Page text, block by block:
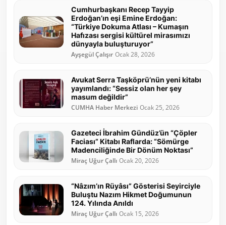
Cumhurbaşkanı Recep Tayyip
Erdoğan’ın eşi Emine Erdoğan:
“Türkiye Dokuma Atlası – Kumaşın
Hafızası sergisi kültürel mirasımızı
dünyayla buluşturuyor”
Ayşegül Çalışır Ocak 28, 2026
Avukat Serra Taşköprü’nün yeni kitabı
yayımlandı: “Sessiz olan her şey
masum değildir”
CUMHA Haber Merkezi Ocak 25, 2026
Gazeteci İbrahim Gündüz’ün “Çöpler
Faciası” Kitabı Raflarda: “Sömürge
Madenciliğinde Bir Dönüm Noktası”
Miraç Uğur Çallı Ocak 20, 2026
“Nâzım’ın Rüyâsı” Gösterisi Seyirciyle
Buluştu Nazım Hikmet Doğumunun
124. Yılında Anıldı
Miraç Uğur Çallı Ocak 15, 2026